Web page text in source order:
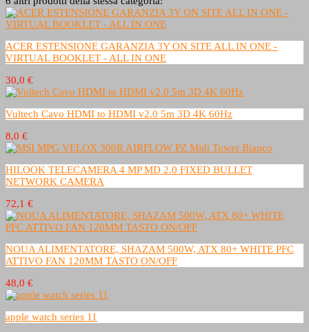
ACER ESTENSIONE GARANZIA 3Y ON SITE ALL IN ONE -
VIRTUAL BOOKLET - ALL IN ONE
30,0 €
Vultech Cavo HDMI to HDMI v2.0 5m 3D 4K 60Hz
8,0 €
HILOOK TELECAMERA 4 MP MD 2.0 FIXED BULLET
NETWORK CAMERA
72,1 €
NOUA ALIMENTATORE, SHAZAM 500W, ATX 80+ WHITE PFC
ATTIVO FAN 120MM TASTO ON/OFF
48,0 €
apple watch series 11